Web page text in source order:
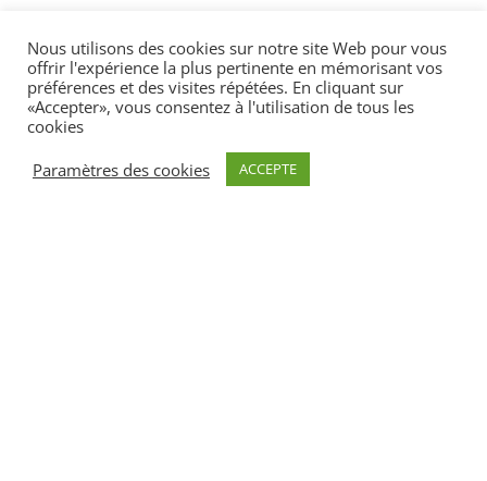
Nous utilisons des cookies sur notre site Web pour vous
offrir l'expérience la plus pertinente en mémorisant vos
préférences et des visites répétées. En cliquant sur
«Accepter», vous consentez à l'utilisation de tous les
cookies
Paramètres des cookies
ACCEPTE